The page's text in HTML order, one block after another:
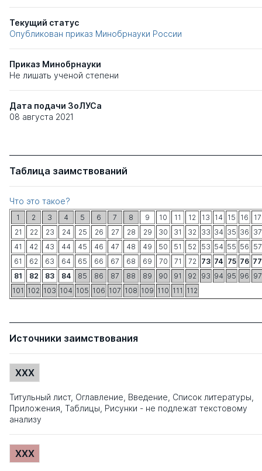
Текущий статус
Опубликован приказ Минобрнауки России
Приказ Минобрнауки
Не лишать ученой степени
Дата подачи ЗоЛУСа
08 августа 2021
Таблица заимствований
Что это такое?
1 2 3 4 5 6 7 8 9 10 11 12 13 14 15 16
17
21
22 23 24 25 26 27 28 29 30 31 32 33 34 35 36 37
41
42 43 44 45 46 47 48 49 50 51 52 53 54 55 56 57
61
62 63 64 65 66 67 68 69 70 71 72 73 74 75 76 77
81
82 83 84 85 86 87 88 89 90 91 92 93 94 95 96 97
101 102 103 104 105 106 107 108 109 110 111 112
Источники заимствования
XXX
Титульный лист, Оглавление, Введение, Список литературы,
Приложения, Таблицы, Рисунки - не подлежат текстовому
анализу
XXX